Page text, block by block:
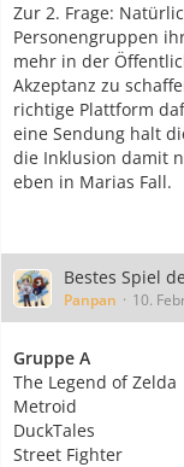
Zur 2. Frage:
Personengruppen
mehr in der
Akzeptanz zu
richtige Plattform
eine Sendung halt
die Inklusion damit
eben in Marias Fall.
Bestes Spiel
Panpan 10.
Gruppe A
The Legend of Zelda
Metroid
DuckTales
Street Fighter